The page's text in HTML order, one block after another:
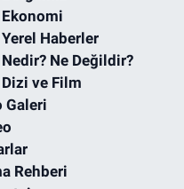
Ekonomi
Yerel Haberler
Nedir? Ne Değildir?
Dizi ve Film
Galeri
Rehberi